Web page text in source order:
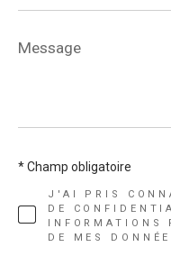
Message
*
J'AI PRIS
DE
INFORMATIONS
DE MES
* Champ obligatoire